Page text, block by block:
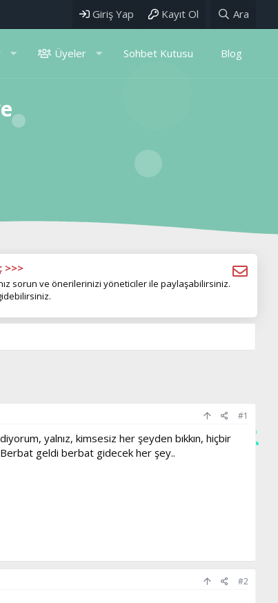
Giriş Yap Kayıt Ol Ara
Üyeler Sohbet Kutusu Blog
>>>
sorun ve önerilerinizi yöneticiler ile paylaşabilirsiniz.
#1
yalnız, kimsesiz her şeyden bıkkın, hiçbir
Berbat geldi berbat gidecek her şey..
#2